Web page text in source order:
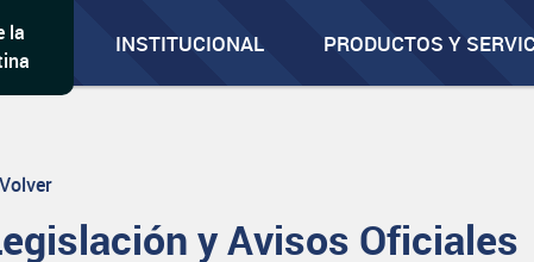
la
INSTITUCIONAL PRODUCTOS Y
Volver
y Avisos Oficiales